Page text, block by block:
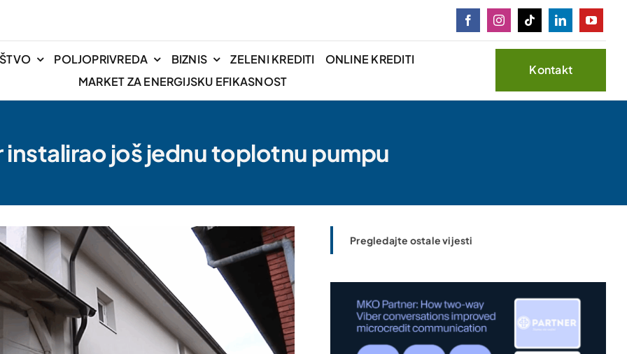
POLJOPRIVREDA BIZNIS ZELENI KREDITI
ONLINE KREDITI
MARKET ZA ENERGIJSKU EFIKASNOST
Kontakt
instalirao još jednu toplotnu pumpu
Pregledajte ostale vijesti